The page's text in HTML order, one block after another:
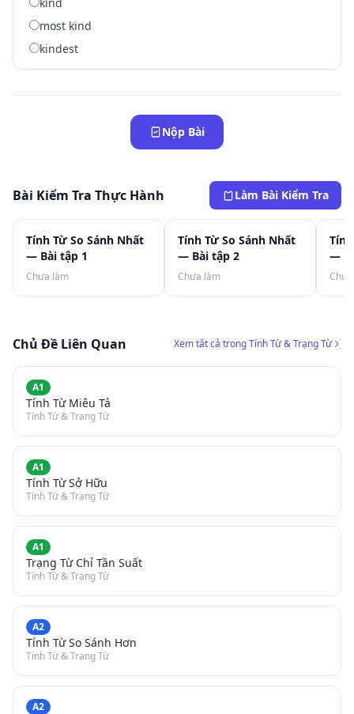
most kind
kindest
Nộp Bài
Bài Kiểm Tra Thực Hành Làm Bài Kiểm Tra
Tính Từ So Sánh Nhất
— Bài tập 1
Chưa làm
Tính Từ So Sánh Nhất
— Bài tập 2
Chưa làm
—
Chủ Đề Liên Quan Xem tất cả trong Tính Từ & Trạng Từ
A1
Tính Từ Miêu Tả
Tính Từ & Trạng Từ
A1
Tính Từ Sở Hữu
Tính Từ & Trạng Từ
A1
Trạng Từ Chỉ Tần Suất
Tính Từ & Trạng Từ
A2
Tính Từ So Sánh Hơn
Tính Từ & Trạng Từ
A2